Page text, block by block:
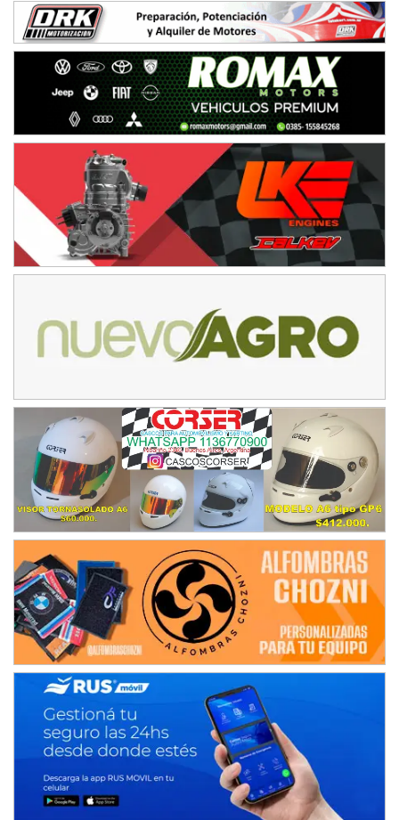
Humboldt (Santa Fe)
NORESTE SANTAFESINO - F6
Ciudad de Avellaneda (Asfalto)
Avellaneda (Santa Fe)
SUR SANTAFESINO - F4
José Samuel Sánchez (Tierra)
Rufino (Santa Fe)
TUCUMANO - F5
Juan Navarro (Asfalto)
El Timbó (Tucumán)